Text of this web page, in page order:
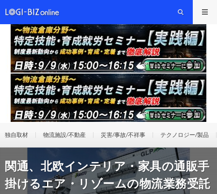
独自取材 物流施設/不動産 災害/事故/不祥事 テクノロジー/製品
関通、北欧インテリア・家具の通販手
掛けるエア・リゾームの物流業務受託